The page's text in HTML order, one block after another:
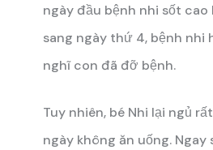
ngày đầu bệnh nhi sốt
sang ngày thứ 4, bệnh nhi
nghĩ con đã đỡ bệnh.
Tuy nhiên, bé Nhi lại ngủ
ngày không ăn uống. Ngay